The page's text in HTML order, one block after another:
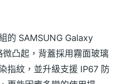
的 SAMSUNG Galaxy
凸起，背蓋採用霧面玻璃
指紋，並升級支援 IP67 防